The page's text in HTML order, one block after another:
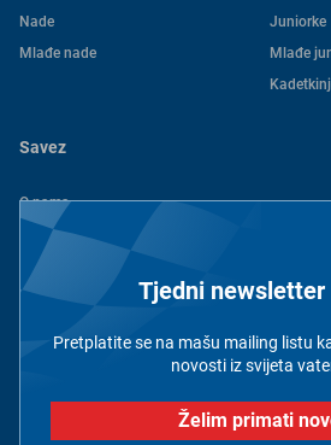
Nade
Mlađe nade
Juniorke
Mlađe
Savez
O nama
Povijest
Kontakt
Dokumenti
Tjedni newsletter
Pretplatite se na mašu mailing listu
novosti iz svijeta
Želim primati